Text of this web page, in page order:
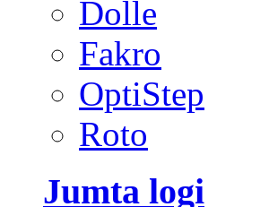
Dolle
Fakro
OptiStep
Roto
Jumta logi